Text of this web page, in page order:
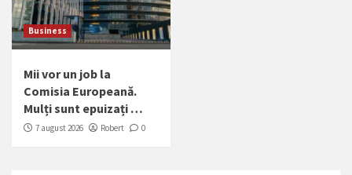
Business
Mii vor un job la
Comisia Europeană.
Mulți sunt epuizați …
7 august 2026 Robert 0